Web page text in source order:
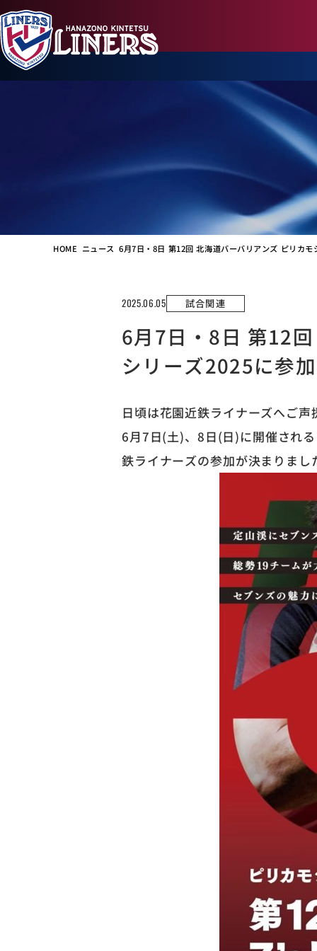
HOME ニュース 6月7日・8日 第12回 北海道バーバリアンズ ピリカ
2025.06.05 試合関連
6月7日・8日 第12
シリーズ2025に参
日頃は花園近鉄ライナーズへご
6月7日(土)、8日(日)に開催され
鉄ライナーズの参加が決まりま